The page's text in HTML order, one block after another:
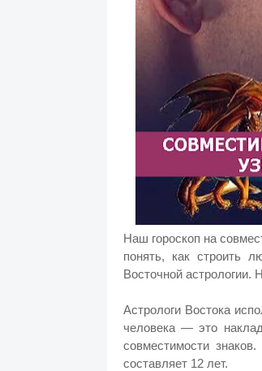
Наш гороскоп на
понять, как строить
Восточной астрологии.
Астрологи Востока
человека — это
совместимости
составляет 12 лет.